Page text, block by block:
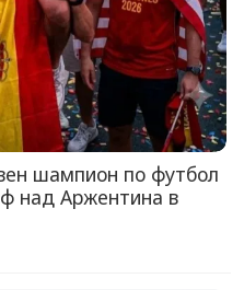
шампион по футбол
над Аржентина в